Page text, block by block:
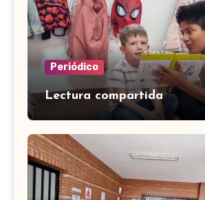
Periódico
Lectura compartida